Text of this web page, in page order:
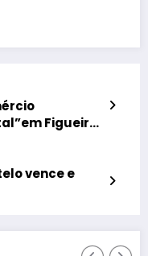
Figueira
vence e